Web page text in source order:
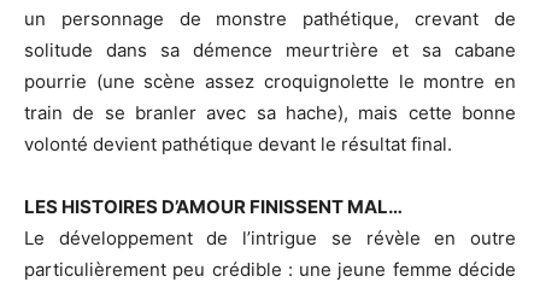
un personnage de monstre pathétique, crevant de
solitude dans sa démence meurtrière et sa cabane
pourrie (une scène assez croquignolette le montre en
train de se branler avec sa hache), mais cette bonne
volonté devient pathétique devant le résultat final.
LES HISTOIRES D’AMOUR FINISSENT MAL…
Le développement de l’intrigue se révèle en outre
particulièrement peu crédible : une jeune femme décide